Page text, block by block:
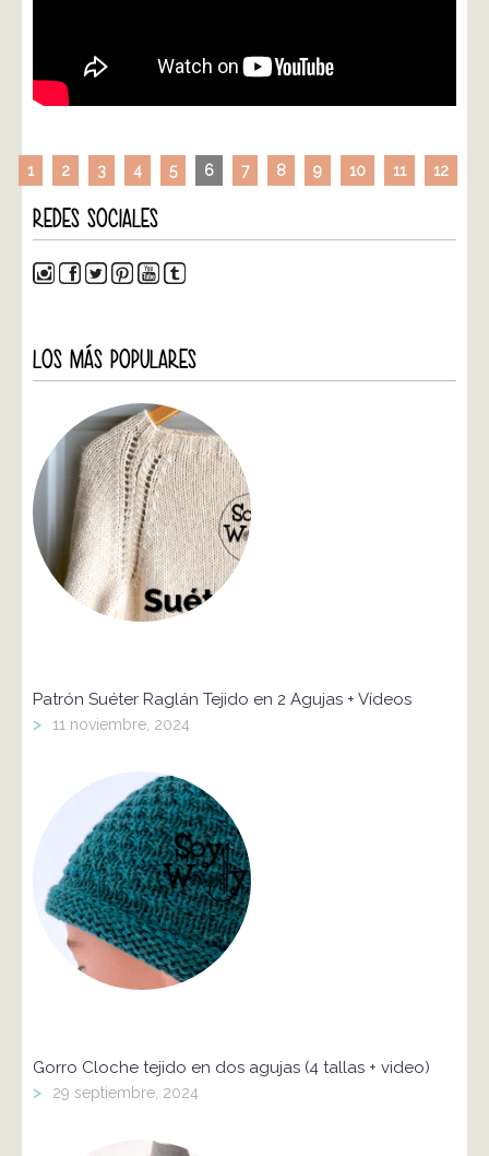
1 2 3 4 5 6 7 8 9 10 11 12
REDES SOCIALES
LOS MÁS POPULARES
Patrón Suéter Raglán Tejido en 2 Agujas + Vídeos
> 11 noviembre, 2024
Gorro Cloche tejido en dos agujas (4 tallas + video)
> 29 septiembre, 2024